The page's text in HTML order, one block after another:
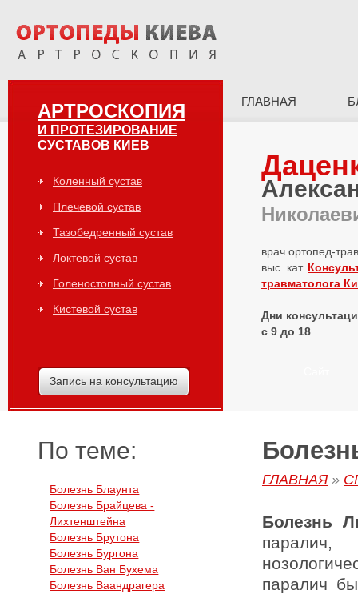
ГЛАВНАЯ
АРТРОСКОПИЯ
И ПРОТЕЗИРОВАНИЕ
СУСТАВОВ КИЕВ
Коленный сустав
Плечевой сустав
Тазобедренный сустав
Локтевой сустав
Голеностопный сустав
Кистевой сустав
Запись на консультацию
врач ортопед-
выс. кат.
травматолога
Дни
с 9 до 18
По теме:
Болезнь Блаунта
Болезнь Брайцева -
Лихтенштейна
Болезнь Брутона
Болезнь Бургона
Болезнь Ван Бухема
Болезнь Ваандрагера
ГЛАВНАЯ»
Болезнь
паралич